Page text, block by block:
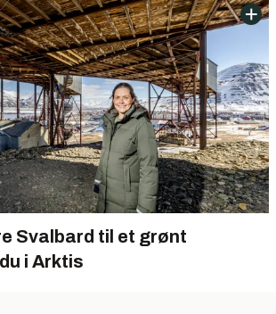
Svalbard til et grønt
i Arktis